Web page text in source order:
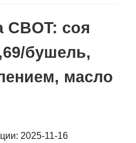
CBOT: соя
бушель,
масло
2025-11-16